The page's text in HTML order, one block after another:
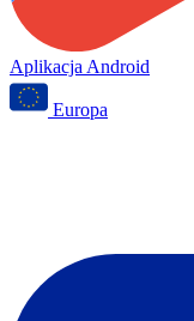
Aplikacja Android
Europa